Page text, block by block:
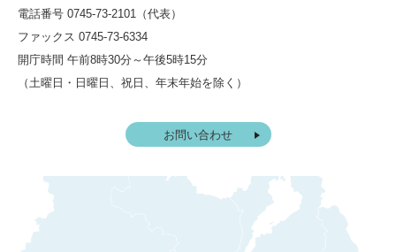
電話番号 0745-73-2101（代表）
ファックス 0745-73-6334
開庁時間 午前8時30分～午後5時15分
（土曜日・日曜日、祝日、年末年始を除く）
お問い合わせ